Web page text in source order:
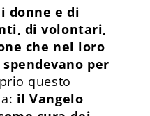
donne e di
di volontari,
che nel loro
per
questo
il Vangelo